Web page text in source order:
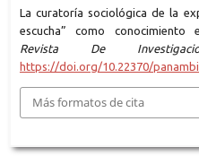
La curatoría sociológica de la
escucha” como conocimiento
Revista De
https://doi.org/10.22370/
Más formatos de cita